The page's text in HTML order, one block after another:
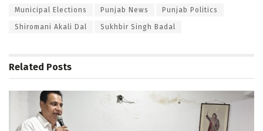
Municipal Elections Punjab News Punjab Politics
Shiromani Akali Dal Sukhbir Singh Badal
Related Posts